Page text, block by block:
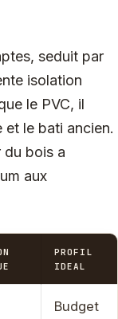
seduit par
isolation
le PVC, il
et le bati ancien.
du bois a
aux
PROFIL
IDEAL
Budget